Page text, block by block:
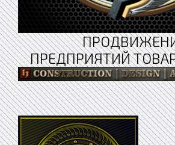
ПРЕДПРИЯТИЙ